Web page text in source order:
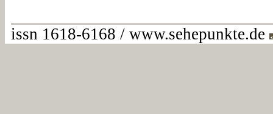
issn 1618-6168 / www.sehepunkte.de